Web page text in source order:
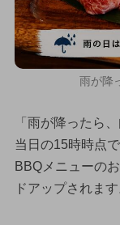
雨が降
「雨が降ったら
当日の15時時点
BBQメニューの
ドアップされます